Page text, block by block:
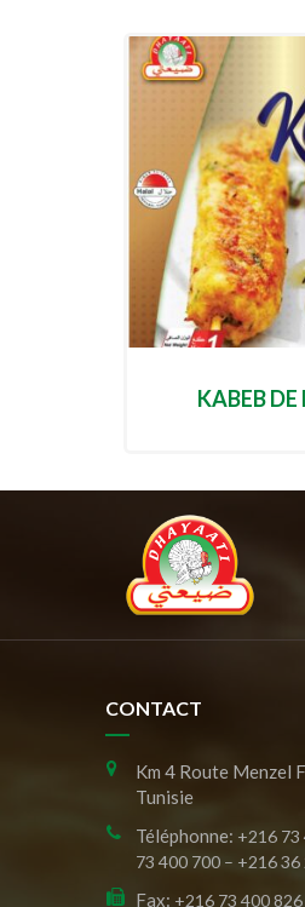
KABEB DE
CONTACT
Km 4 Route Menzel
Tunisie
Téléphonne: +216 73
73 400 700 – +216 36
Fax: +216 73 400